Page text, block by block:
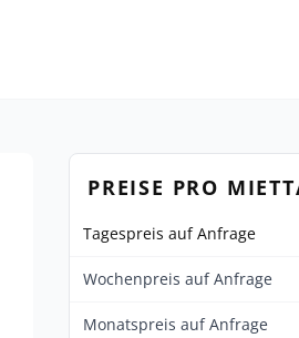
PREISE PRO
Tagespreis auf Anfrage
Wochenpreis auf Anfrage
Monatspreis auf Anfrage